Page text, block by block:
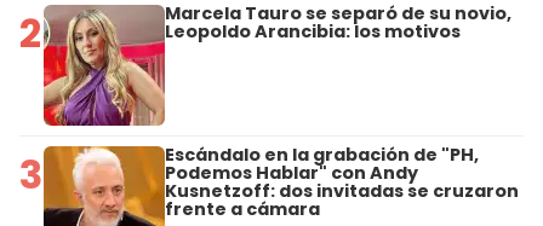
2 Marcela Tauro se separó de su novio,
Leopoldo Arancibia: los motivos
3 Escándalo en la grabación de "PH,
Podemos Hablar" con Andy
Kusnetzoff: dos invitadas se cruzaron
frente a cámara